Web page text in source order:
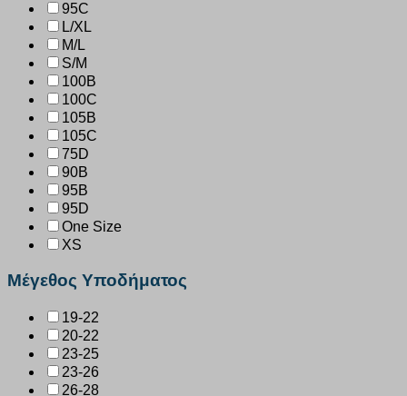
95C
L/XL
M/L
S/M
100B
100C
105B
105C
75D
90B
95B
95D
One Size
XS
Μέγεθος Υποδήματος
19-22
20-22
23-25
23-26
26-28